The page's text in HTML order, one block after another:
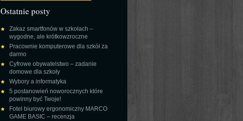
Ostatnie posty
Zakaz smartfonów w szkołach –
wygodne, ale krótkowzroczne
Pracownie komputerowe dla szkół za
darmo
Cyfrowe obywatelstwo – zadanie
domowe dla szkoły
Wybory a informatyka
5 postanowień noworocznych które
powinny być Twoje!
Fotel biurowy ergonomiczny MARCO
GAME BASIC – recenzja